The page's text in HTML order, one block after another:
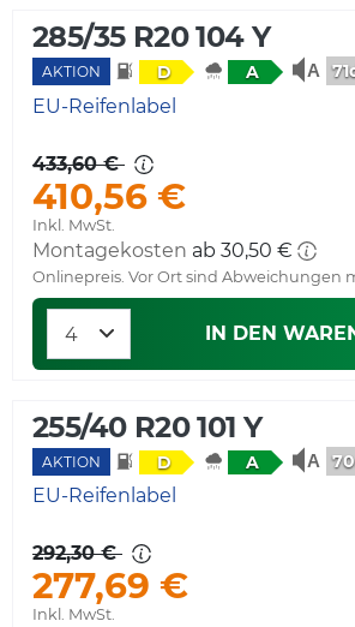
285/35 R20 104 Y
AKTION D A
EU-Reifenlabel
433,60 €
410,56 €
Inkl. MwSt.
Montagekosten ab 30,50 €
Onlinepreis. Vor Ort sind Abweichungen
IN DEN
255/40 R20 101 Y
AKTION D A
EU-Reifenlabel
292,30 €
277,69 €
Inkl. MwSt.